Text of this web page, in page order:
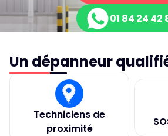
01 84 24 42
Un dépanneur
Techniciens de
proximité